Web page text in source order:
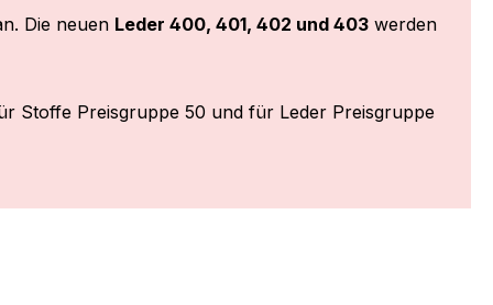
Die neuen Leder 400, 401, 402 und 403 werden
Stoffe Preisgruppe 50 und für Leder Preisgruppe